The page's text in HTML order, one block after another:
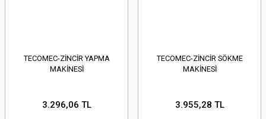
TECOMEC-ZİNCİR YAPMA
MAKİNESİ
3.296,06 TL
TECOMEC-ZİNCİR SÖKME
MAKİNESİ
3.955,28 TL